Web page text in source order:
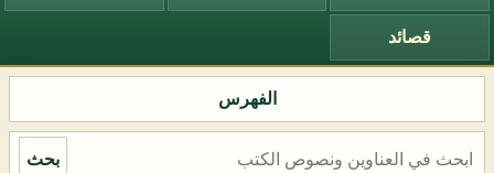
قصائد
الفهرس
بحث